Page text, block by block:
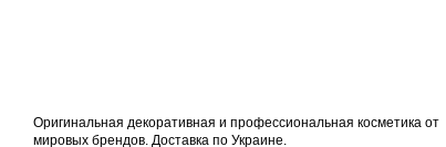
Оригинальная декоративная и профессиональная косметика от
мировых брендов. Доставка по Украине.